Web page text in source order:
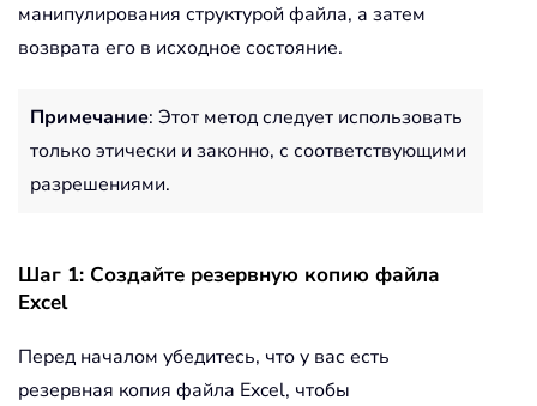
манипулирования структурой файла, а затем
возврата его в исходное состояние.
Примечание: Этот метод следует использовать
только этически и законно, с соответствующими
разрешениями.
Шаг 1: Создайте резервную копию файла
Excel
Перед началом убедитесь, что у вас есть
резервная копия файла Excel, чтобы